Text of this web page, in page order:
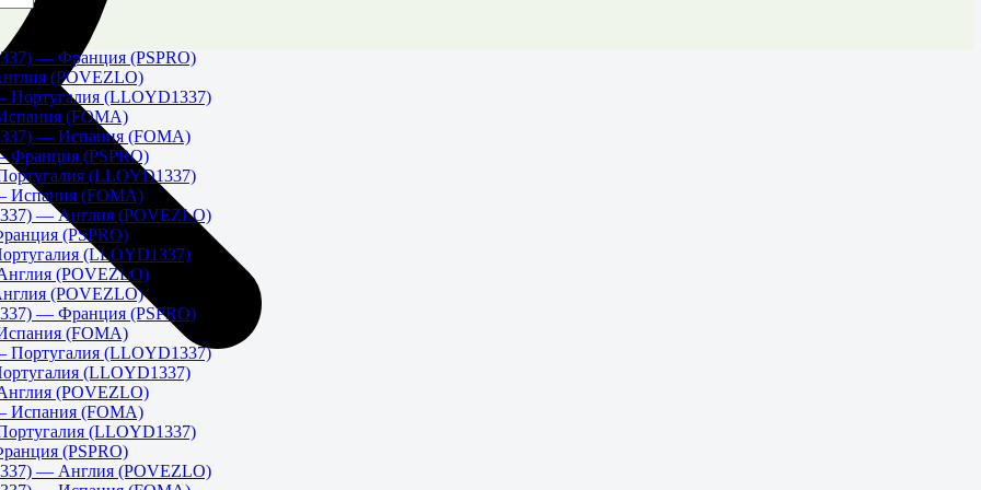
— Франция (PSPRO)
(POVEZLO)
(LLOYD1337)
(FOMA)
— Испания (FOMA)
(PSPRO)
(LLOYD1337)
Испания (FOMA)
— Англия (POVEZLO)
(PSPRO)
(LLOYD1337)
(POVEZLO)
(POVEZLO)
— Франция (PSPRO)
(FOMA)
(LLOYD1337)
(LLOYD1337)
(POVEZLO)
Испания (FOMA)
(LLOYD1337)
(PSPRO)
— Англия (POVEZLO)